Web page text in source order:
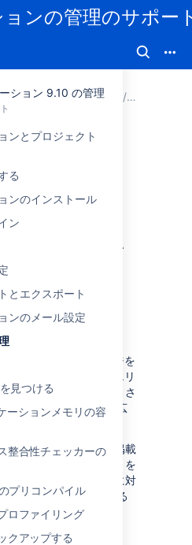
ンの管理のサポー
ション 9.10 の管理
ンとプロジェクト
る
ンのインストール
ン
とエクスポート
ンのメール設定
見つける
ーションメモリの容
整合性チェッカーの
プリコンパイル
ロファイリング
クアップする
Jira アプリケーション 9.10 の管理 関連ドキュメント
9.10
ケーシ
ストゥ
ーション
情報を
メンテーション
ページを
ページは、Jira の管理エリ
に「インストゥルメントさ
内部のプロパティの広
を表示します。
にこのページに一覧を掲載
ロパティの統計の見積りを
トに関する問い合わせに対
ートの支援を手助けする
は、Jira 管理者